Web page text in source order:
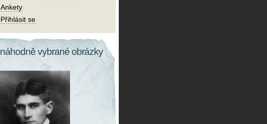
Ankety
Přihlásit se
náhodně vybrané obrázky